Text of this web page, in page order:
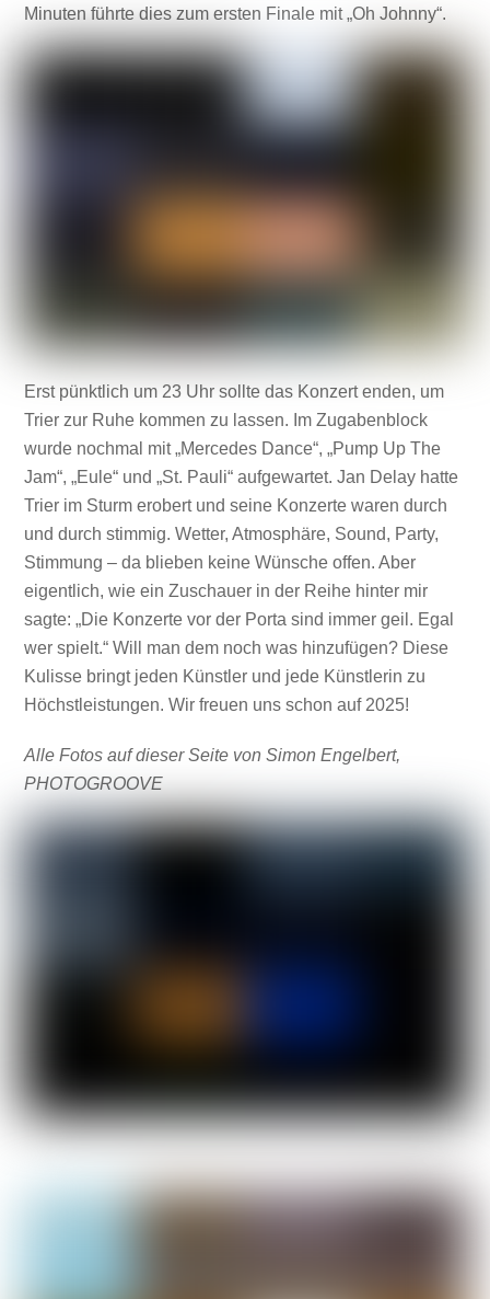
Minuten führte dies zum ersten Finale mit „Oh Johnny“.
Erst pünktlich um 23 Uhr sollte das Konzert enden, um
Trier zur Ruhe kommen zu lassen. Im Zugabenblock
wurde nochmal mit „Mercedes Dance“, „Pump Up The
Jam“, „Eule“ und „St. Pauli“ aufgewartet. Jan Delay hatte
Trier im Sturm erobert und seine Konzerte waren durch
und durch stimmig. Wetter, Atmosphäre, Sound, Party,
Stimmung – da blieben keine Wünsche offen. Aber
eigentlich, wie ein Zuschauer in der Reihe hinter mir
sagte: „Die Konzerte vor der Porta sind immer geil. Egal
wer spielt.“ Will man dem noch was hinzufügen? Diese
Kulisse bringt jeden Künstler und jede Künstlerin zu
Höchstleistungen. Wir freuen uns schon auf 2025!
Alle Fotos auf dieser Seite von Simon Engelbert,
PHOTOGROOVE